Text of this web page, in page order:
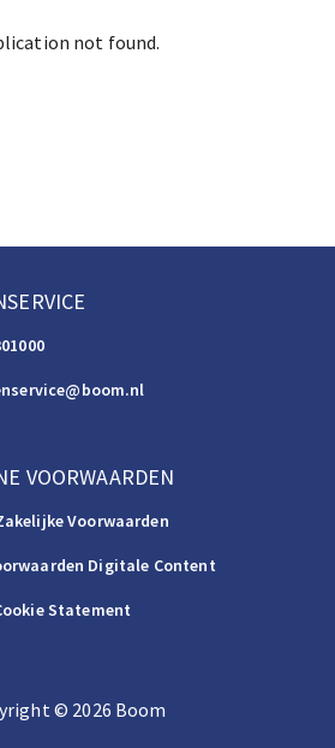
not found.
VOORWAARDEN
Voorwaarden
Digitale Content
Statement
©️ 2026 Boom